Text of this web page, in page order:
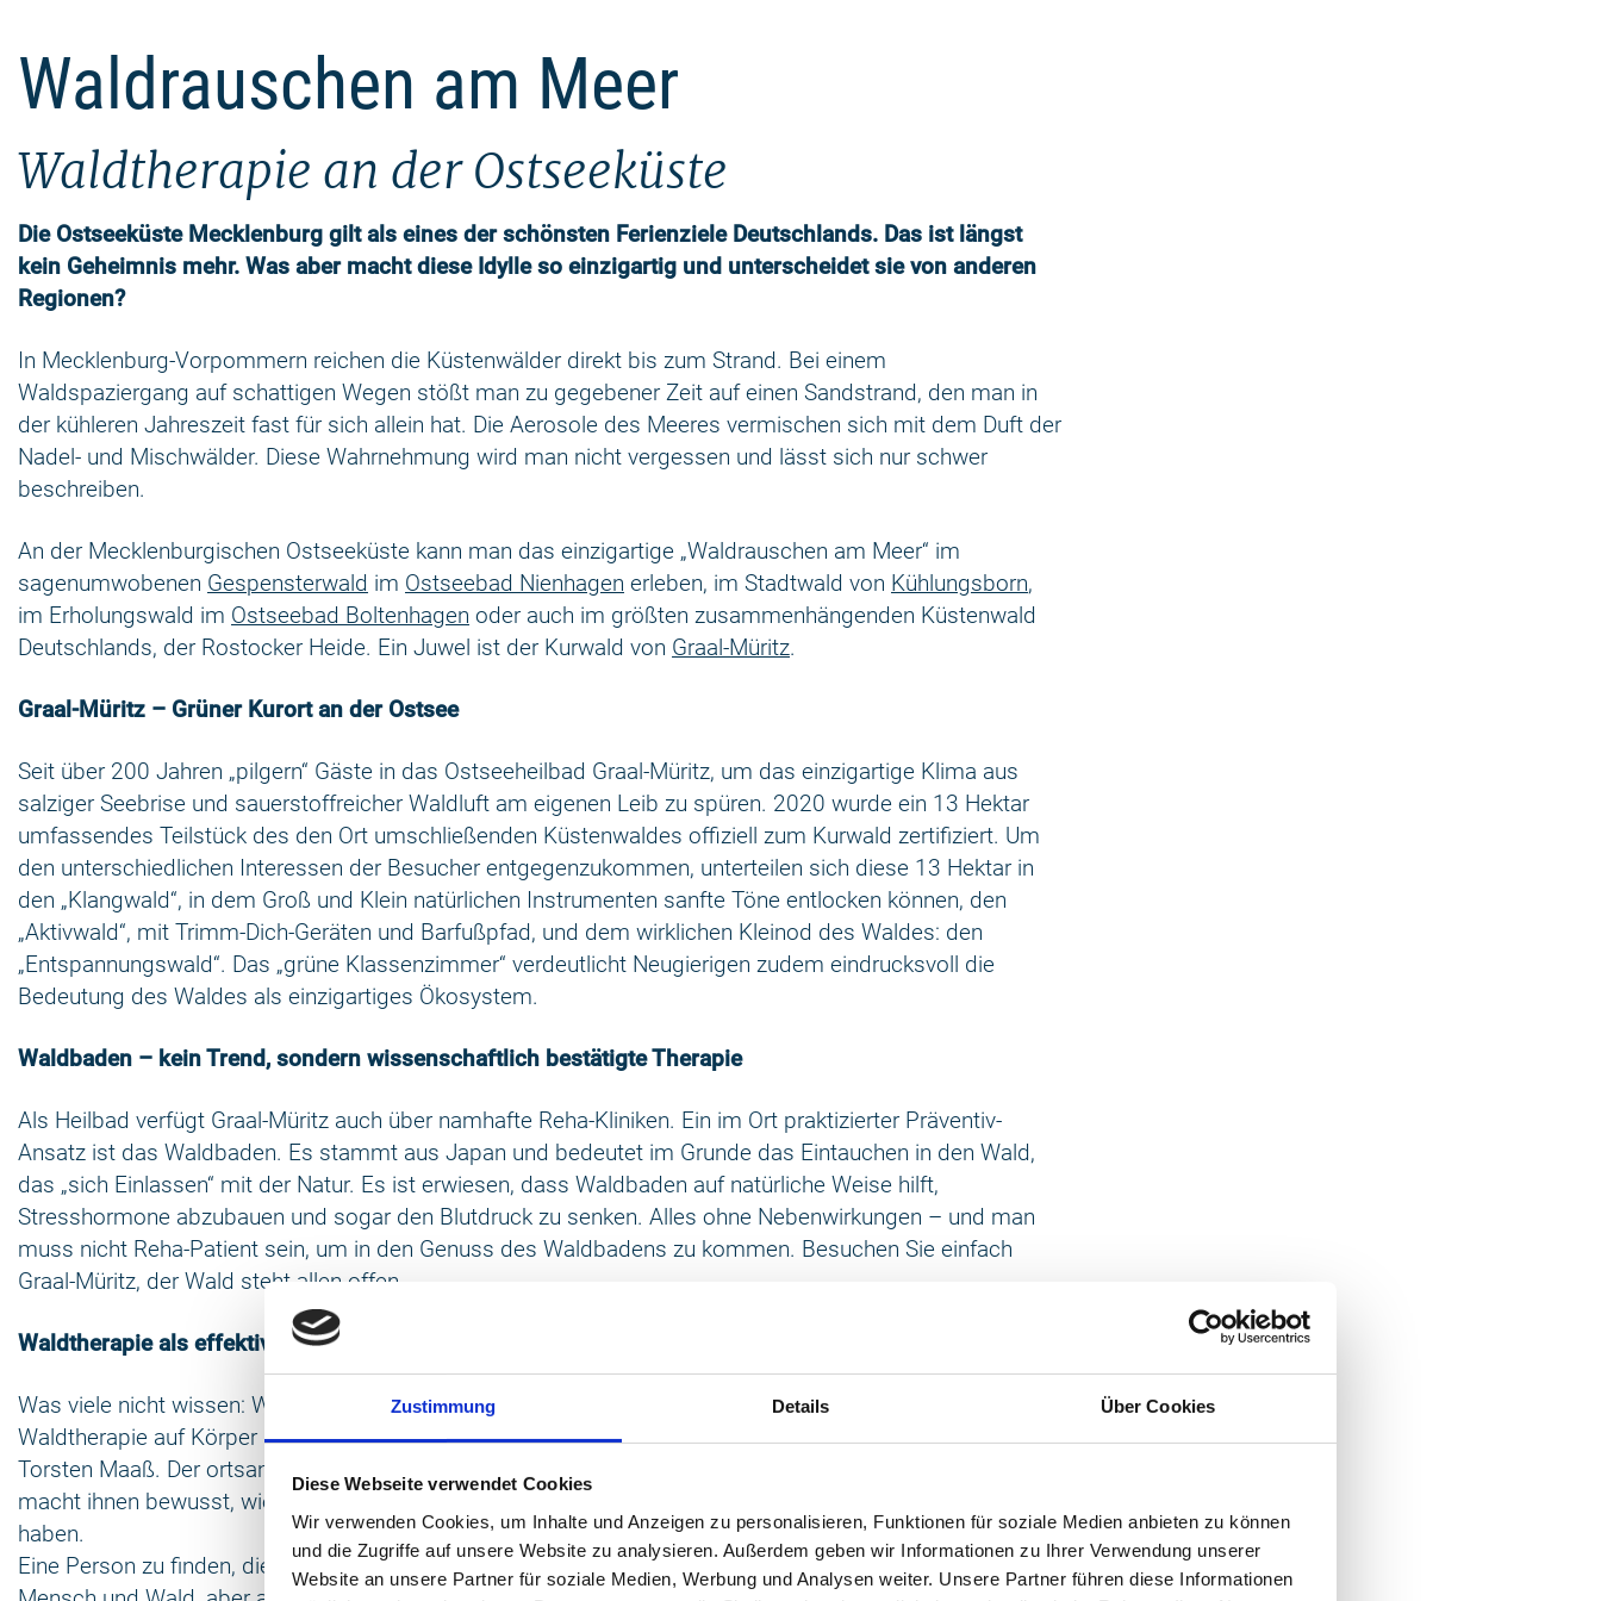
Zustimmung Details Über Cookies
Diese Webseite verwendet Cookies
Wir verwenden Cookies, um Inhalte und Anzeigen zu personalisieren, Funktionen für soziale Medien anbieten zu können
und die Zugriffe auf unsere Website zu analysieren. Außerdem geben wir Informationen zu Ihrer Verwendung unserer
Website an unsere Partner für soziale Medien, Werbung und Analysen weiter. Unsere Partner führen diese Informationen
Waldrauschen am Meer
Waldtherapie an der Ostseeküste
Die Ostseeküste Mecklenburg gilt als eines der schönsten Ferienziele Deutschlands. Das ist längst
kein Geheimnis mehr. Was aber macht diese Idylle so einzigartig und unterscheidet sie von anderen
Regionen?
In Mecklenburg-Vorpommern reichen die Küstenwälder direkt bis zum Strand. Bei einem
Waldspaziergang auf schattigen Wegen stößt man zu gegebener Zeit auf einen Sandstrand, den man in
der kühleren Jahreszeit fast für sich allein hat. Die Aerosole des Meeres vermischen sich mit dem Duft der
Nadel- und Mischwälder. Diese Wahrnehmung wird man nicht vergessen und lässt sich nur schwer
beschreiben.
An der Mecklenburgischen Ostseeküste kann man das einzigartige „Waldrauschen am Meer“ im
sagenumwobenen Gespensterwald im Ostseebad Nienhagen erleben, im Stadtwald von Kühlungsborn,
im Erholungswald im Ostseebad Boltenhagen oder auch im größten zusammenhängenden Küstenwald
Deutschlands, der Rostocker Heide. Ein Juwel ist der Kurwald von Graal-Müritz.
Graal-Müritz – Grüner Kurort an der Ostsee
Seit über 200 Jahren „pilgern“ Gäste in das Ostseeheilbad Graal-Müritz, um das einzigartige Klima aus
salziger Seebrise und sauerstoffreicher Waldluft am eigenen Leib zu spüren. 2020 wurde ein 13 Hektar
umfassendes Teilstück des den Ort umschließenden Küstenwaldes offiziell zum Kurwald zertifiziert. Um
den unterschiedlichen Interessen der Besucher entgegenzukommen, unterteilen sich diese 13 Hektar in
den „Klangwald“, in dem Groß und Klein natürlichen Instrumenten sanfte Töne entlocken können, den
„Aktivwald“, mit Trimm-Dich-Geräten und Barfußpfad, und dem wirklichen Kleinod des Waldes: den
„Entspannungswald“. Das „grüne Klassenzimmer“ verdeutlicht Neugierigen zudem eindrucksvoll die
Bedeutung des Waldes als einzigartiges Ökosystem.
Waldbaden – kein Trend, sondern wissenschaftlich bestätigte Therapie
Als Heilbad verfügt Graal-Müritz auch über namhafte Reha-Kliniken. Ein im Ort praktizierter Präventiv-
Ansatz ist das Waldbaden. Es stammt aus Japan und bedeutet im Grunde das Eintauchen in den Wald,
das „sich Einlassen“ mit der Natur. Es ist erwiesen, dass Waldbaden auf natürliche Weise hilft,
Stresshormone abzubauen und sogar den Blutdruck zu senken. Alles ohne Nebenwirkungen – und man
muss nicht Reha-Patient sein, um in den Genuss des Waldbadens zu kommen. Besuchen Sie einfach
Graal-Müritz, der Wald steht allen offen.
Waldtherapie als effektives Gesundheitstraining
Was viele nicht wissen: Waldtherapeut ist ein anerkannter Ausbildungsberuf. Die positive Wirkung der
Waldtherapie auf Körper und Geist ist wissenschaftlich bestätigt. Wie diese funktionieren kann, erläutert
Torsten Maaß. Der ortsansässige Therapeut führt Besucher in die Geheimnisse des Waldes ein und
macht ihnen bewusst, wie oberflächlich wir manche Dinge übersehen, die wir doch tagtäglich vor Augen
haben.
Eine Person zu finden, die das bewusste Wahrnehmen der Natur, das Geben und Nehmen zwischen